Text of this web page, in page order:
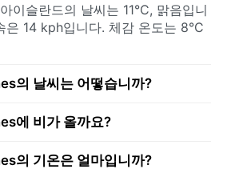
이슬란드의 날씨는 11°C, 맑음입니
은 14 kph입니다. 체감 온도는 8°C
의 날씨는 어떻습니까?
에 비가 올까요?
의 기온은 얼마입니까?